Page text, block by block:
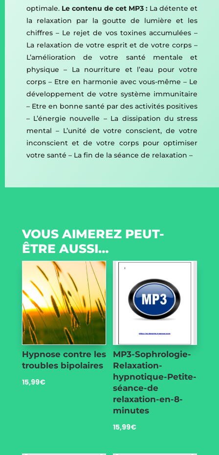
optimale. Le contenu de cet MP3 : La détente et
la relaxation par la goutte de lumière et les
chiffres – Le rejet de vos toxines accumulées –
La relaxation de votre esprit et de votre corps –
L’amélioration de votre santé mentale et
physique – La nourriture et l’eau pour votre
corps – Etre en harmonie avec vous-même – Le
développement de votre système immunitaire
– Etre en bonne santé par des activités positives
– L’énergie nouvelle – La dissipation du stress
mental – L’unité de votre conscient, de votre
inconscient et de votre corps pour optimiser
votre santé – La fin de la séance de relaxation –
VOUS AIMEREZ PEUT-
ÊTRE AUSSI…
Hypnose contre les
troubles bipolaires
15,99€
MP3-Sophrologie-
Relaxation-
hypnotique-Petite-
séance-de
relaxation-en-8-
minutes
15,99€